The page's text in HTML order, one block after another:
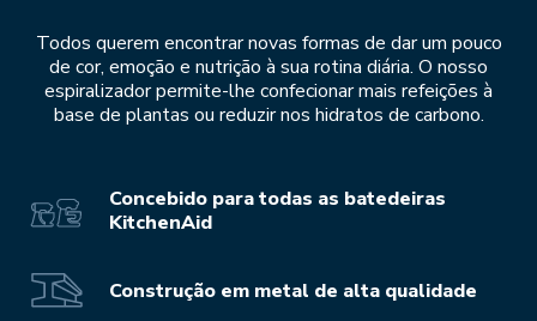
Todos querem encontrar novas formas de dar um pouco
de cor, emoção e nutrição à sua rotina diária. O nosso
espiralizador permite-lhe confecionar mais refeições à
base de plantas ou reduzir nos hidratos de carbono.
Concebido para todas as batedeiras
KitchenAid
Construção em metal de alta qualidade